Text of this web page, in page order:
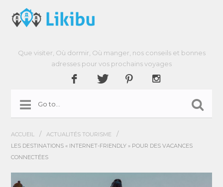
Que visiter, Où dormir, Où manger, nos conseils et bonnes
adresses pour vos prochains voyages
ACCUEIL / ACTUALITÉS TOURISME /
LES DESTINATIONS « INTERNET-FRIENDLY » POUR DES VACANCES
CONNECTÉES